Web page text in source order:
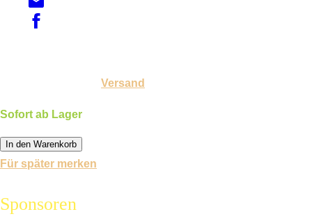
Versand
Sofort ab Lager
In den Warenkorb
Für später merken
Sponsoren